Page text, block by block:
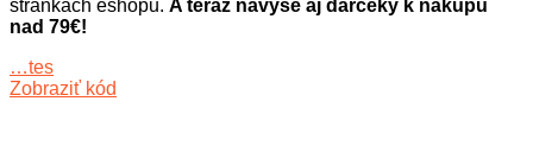
stránkach eshopu. A teraz navyše aj darčeky k nákupu
nad 79€!
…tes
Zobraziť kód